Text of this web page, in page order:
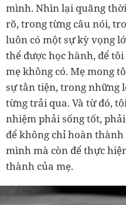
mình. Nhìn lại quãng
rõ, trong từng câu nói,
luôn có một sự kỳ vọng
thể được học hành, để
mẹ không có. Mẹ mong
sự tằn tiện, trong những
từng trải qua. Và từ đó,
nhiệm phải sống tốt,
để không chỉ hoàn
mình mà còn để thực
thành của mẹ.